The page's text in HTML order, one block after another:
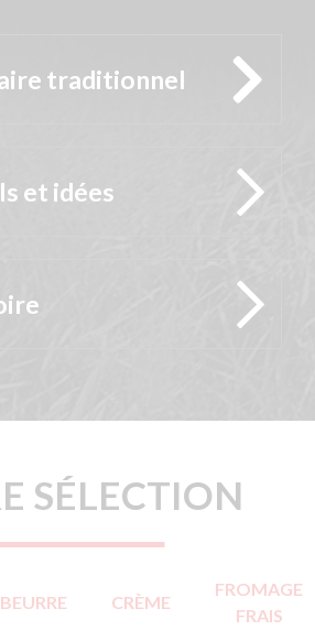
traditionnel
et idées
SÉLECTION
BEURRE CRÈME
FROMAGE
FRAIS